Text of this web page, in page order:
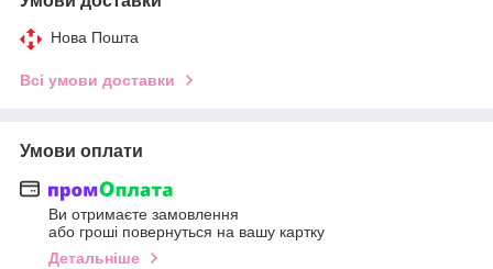
Нова Пошта
Всі умови доставки
Умови оплати
Ви отримаєте замовлення
або гроші повернуться на вашу картку
Детальніше